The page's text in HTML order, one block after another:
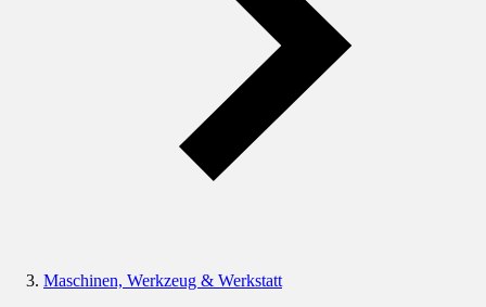
Maschinen, Werkzeug & Werkstatt